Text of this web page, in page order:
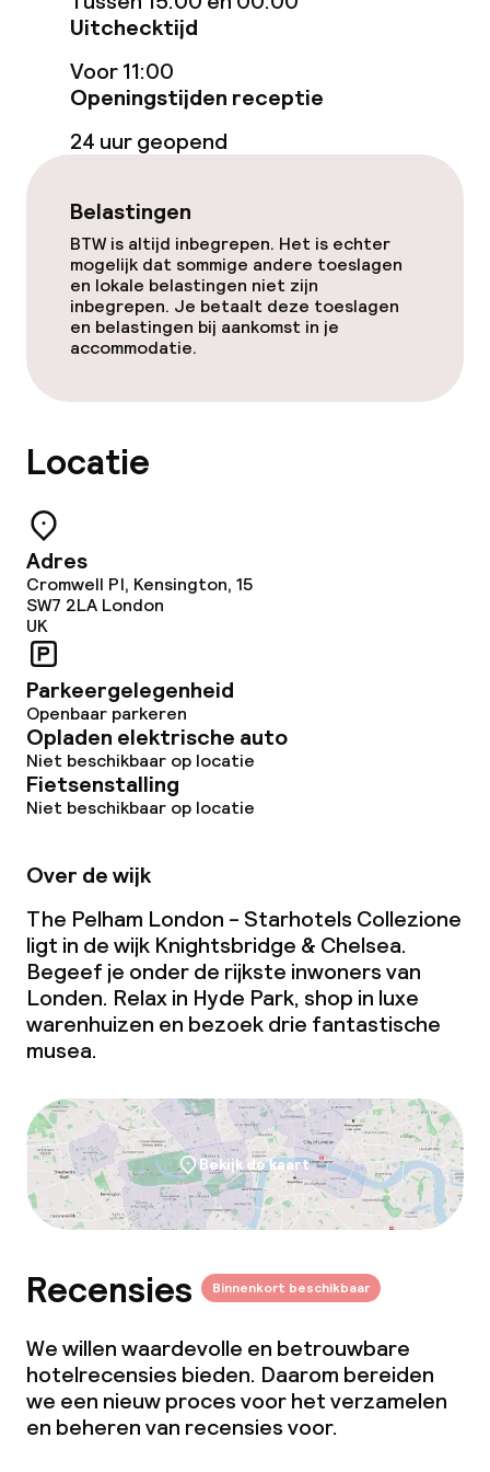
Babysitservice
Schoonmaakvoorzieningen
Wasservice
Zakelijke faciliteiten
Conferentieruimte
Vergaderruimte
Beleid
Uitchecktijd
Voor 11:00
Openingstijden receptie
24 uur geopend
Belastingen
BTW is altijd inbegrepen. Het is echter
mogelijk dat sommige andere toeslagen
en lokale belastingen niet zijn
inbegrepen. Je betaalt deze toeslagen
en belastingen bij aankomst in je
accommodatie.
Locatie
Adres
Cromwell Pl, Kensington, 15
SW7 2LA London
UK
Parkeergelegenheid
Openbaar parkeren
Opladen elektrische auto
Niet beschikbaar op locatie
Fietsenstalling
Niet beschikbaar op locatie
Over de wijk
The Pelham London - Starhotels Collezione
ligt in de wijk Knightsbridge & Chelsea.
Begeef je onder de rijkste inwoners van
Londen. Relax in Hyde Park, shop in luxe
warenhuizen en bezoek drie fantastische
musea.
Bekijk de kaart
Recensies Binnenkort beschikbaar
We willen waardevolle en betrouwbare
hotelrecensies bieden. Daarom bereiden
we een nieuw proces voor het verzamelen
en beheren van recensies voor.